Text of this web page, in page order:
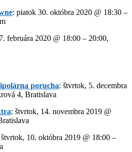
: piatok 30. októbra 2020 @ 18:30 –
februára 2020 @ 18:00 – 20:00,
porucha: štvrtok, 5. decembra
4, Bratislava
: štvrtok, 14. novembra 2019 @
štvrtok, 10. októbra 2019 @ 18:00 –